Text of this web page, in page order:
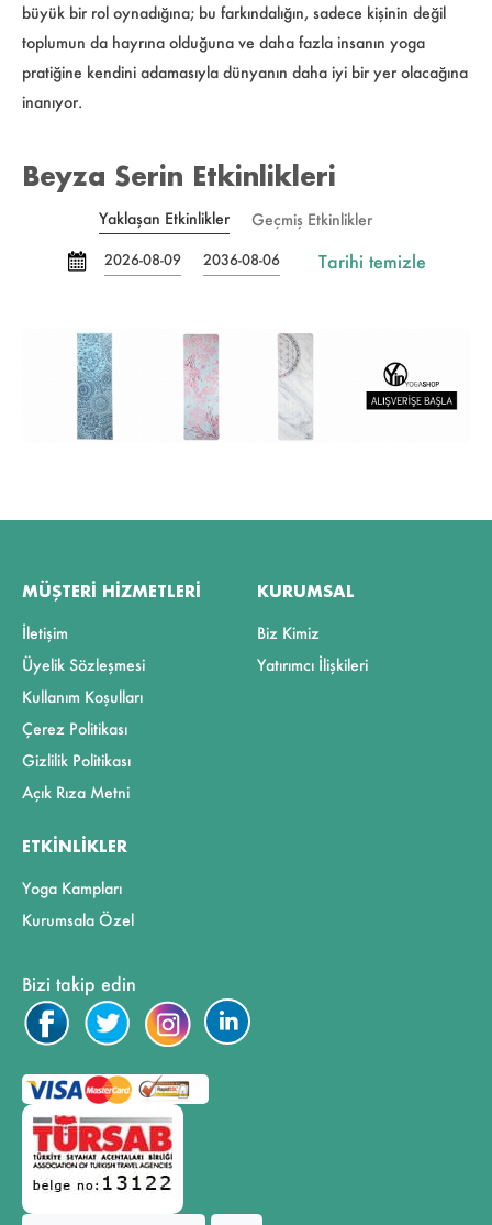
büyük bir rol oynadığına; bu farkındalığın, sadece kişinin değil
toplumun da hayrına olduğuna ve daha fazla insanın yoga
pratiğine kendini adamasıyla dünyanın daha iyi bir yer olacağına
inanıyor.
Beyza Serin Etkinlikleri
Yaklaşan Etkinlikler Geçmiş Etkinlikler
2026-08-09 2036-08-06 Tarihi temizle
MÜŞTERI HIZMETLERI
İletişim
Üyelik Sözleşmesi
Kullanım Koşulları
Çerez Politikası
Gizlilik Politikası
Açık Rıza Metni
KURUMSAL
Biz Kimiz
Yatırımcı İlişkileri
ETKINLIKLER
Yoga Kampları
Kurumsala Özel
Bizi takip edin